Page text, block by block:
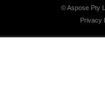
© Aspose Pty
Privacy